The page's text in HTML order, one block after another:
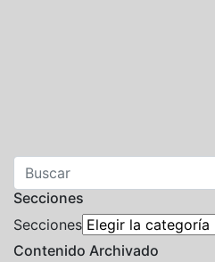
Secciones
Secciones
Contenido Archivado